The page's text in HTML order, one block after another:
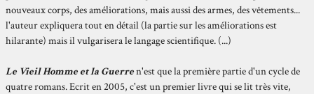
nouveaux corps, des améliorations, mais aussi des armes, des vêtements...
l'auteur expliquera tout en détail (la partie sur les améliorations est
hilarante) mais il vulgarisera le langage scientifique. (...)
Le Vieil Homme et la Guerren'est que la première partie d'un cycle de
quatre romans. Ecrit en 2005, c'est un premier livre qui se lit très vite,